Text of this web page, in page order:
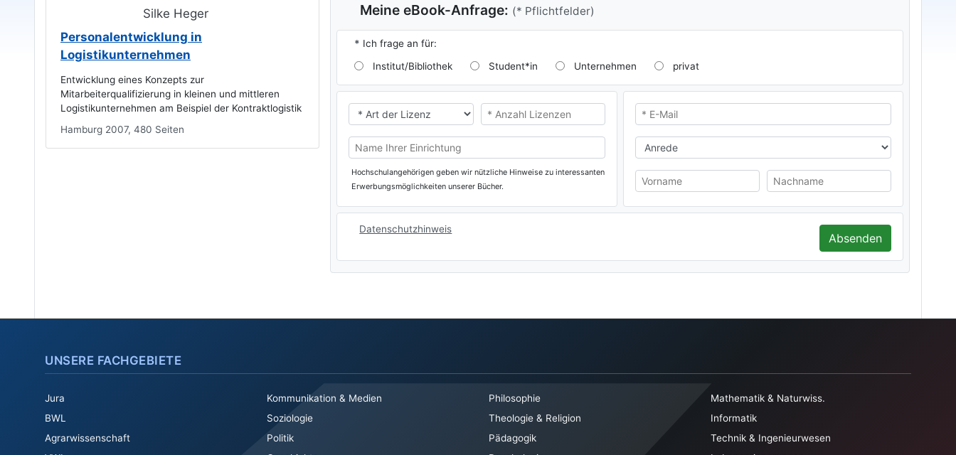
Silke Heger
Personalentwicklung in
Logistikunternehmen
Entwicklung eines Konzepts zur
Mitarbeiterqualifizierung in kleinen und mittleren
Logistikunternehmen am Beispiel der Kontraktlogistik
Hamburg 2007, 480 Seiten
Meine eBook-Anfrage: (* Pflichtfelder)
* Ich frage an für:
Institut/Bibliothek
Student*in Unternehmen privat
* Ich benötige eine * Ich benötige eine
Name Ihrer Universität/Hochschule (oder privat)
Hochschulangehörigen geben wir nützliche Hinweise zu interessanten
Erwerbungsmöglichkeiten unserer Bücher.
* E-Mail
Anrede
Vorname Nachname
Datenschutzhinweis
Absenden
UNSERE FACHGEBIETE
Jura
BWL
Agrarwissenschaft
Kommunikation & Medien
Soziologie
Politik
Philosophie
Theologie & Religion
Pädagogik
Mathematik & Naturwiss.
Informatik
Technik & Ingenieurwesen